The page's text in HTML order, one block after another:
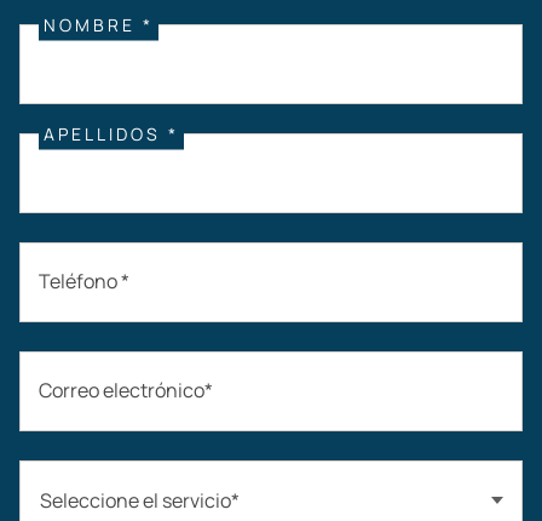
NOMBRE *
APELLIDOS *
Teléfono *
Correo electrónico*
Seleccione el servicio*